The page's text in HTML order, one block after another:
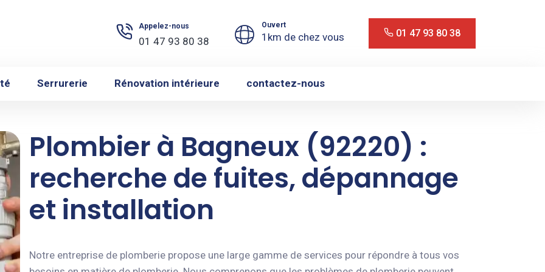
Appelez-nous
01 47 93 80 38
Ouvert
1km de chez vous 01 47 93 80 38
Serrurerie Rénovation intérieure contactez-nous
Plombier à Bagneux (92220) :
recherche de fuites, dépannage
et installation
Notre entreprise de plomberie propose une large gamme de services pour répondre à tous vos